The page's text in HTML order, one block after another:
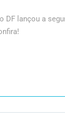
DF lançou a